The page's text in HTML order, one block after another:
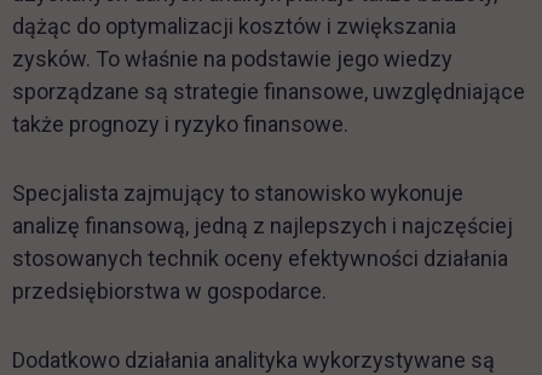
dążąc do optymalizacji kosztów i zwiększania
zysków. To właśnie na podstawie jego wiedzy
sporządzane są strategie finansowe, uwzględniające
także prognozy i ryzyko finansowe.
Specjalista zajmujący to stanowisko wykonuje
analizę finansową, jedną z najlepszych i najczęściej
stosowanych technik oceny efektywności działania
przedsiębiorstwa w gospodarce.
Dodatkowo działania analityka wykorzystywane są